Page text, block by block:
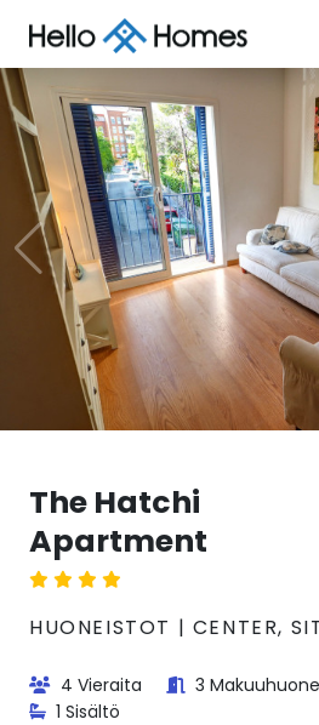
The Hatchi
Apartment
HUONEISTOT | CENTER,
4 Vieraita 3 Makuuhuone
1 Sisältö